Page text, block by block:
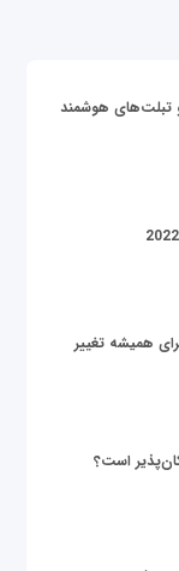
تبلت‌های هوشمند
همیشه تغییر
است؟